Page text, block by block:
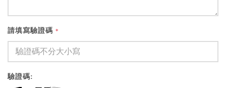
請填寫驗證碼 *
驗證碼: